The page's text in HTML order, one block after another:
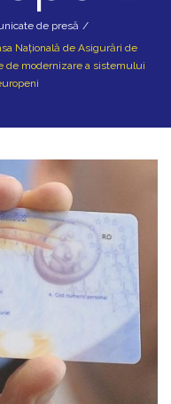
de presă /
Națională de Asigurări de
de modernizare a sistemului